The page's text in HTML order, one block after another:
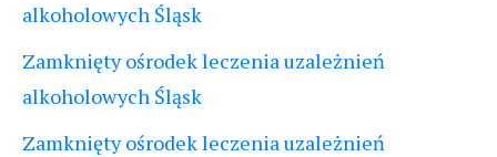
alkoholowych Śląsk
Zamknięty ośrodek leczenia uzależnień
alkoholowych Śląsk
Zamknięty ośrodek leczenia uzależnień